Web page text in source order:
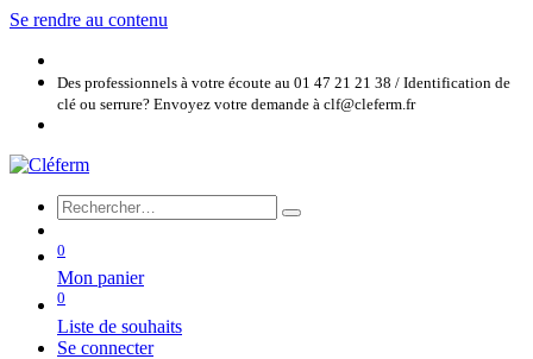
Se rendre au contenu
Des professionnels à votre écoute au 01 47 21 21 38 / Identification de
clé ou serrure? Envoyez votre demande à clf@cleferm.fr
0
Mon panier
0
Liste de souhaits
Se connecter